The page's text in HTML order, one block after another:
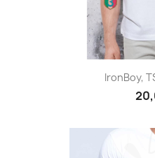
IronBoy,